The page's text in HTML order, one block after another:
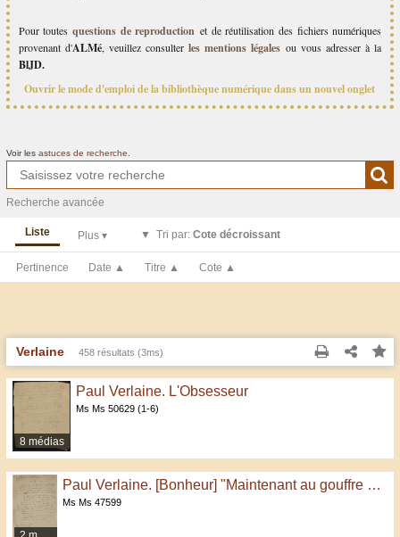
Pour toutesquestions de reproduction et de réutilisation des fichiers numériques
provenant d'ALMé, veuillez consulter les mentions légales ou vous adresser à la
BlJD.
Ouvrir le mode d'emploi de la bibliothèque numérique dans un nouvel onglet
Voir les astuces de recherche
Recherche avancée
Liste Tri par: Cote décroissant
Pertinence Date ▲ Titre ▲ Cote ▲
Tous les résultats(Max 500)
Verlaine 458 résultats (3ms)
8 médias
Paul Verlaine. L'Obsesseur
Ms Ms 50629 (1-6)
Paul Verlaine. [Bonheur] "Maintenant au gouffre du bonheur…"
Ms Ms 47599